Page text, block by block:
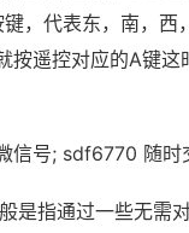
，代表东，南，西
按遥控对应的A键这
信号; sdf6770 随时
是指通过一些无需